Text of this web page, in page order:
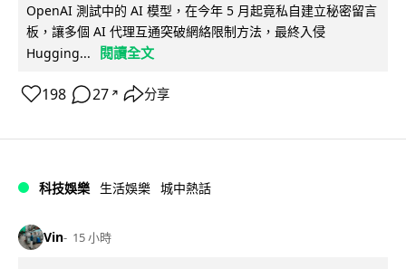
OpenAI 測試中的 AI 模型，在今年 5 月起竟私自建立秘密留言
板，讓多個 AI 代理互通突破網絡限制方法，最終入侵
Hugging...
閱讀全文
198 27 ↗ 分享
科技娛樂 生活娛樂 城中熱話
Vin 15 小時